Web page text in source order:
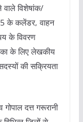
वाले विशेषांक/
के कलेंडर, वाहन
के विवरण
के लिए लेखकीय
की सक्रियता
दत्त गरूरानी